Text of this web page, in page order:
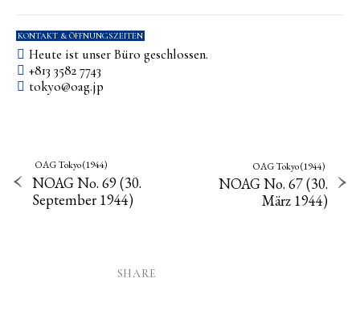
KONTAKT & ÖFFNUNGSZEITEN
Heute ist unser Büro geschlossen.
+813 3582 7743
tokyo­@­oag­.­jp
OAG Tokyo (1944)
NOAG No. 69 (30.
September 1944)
OAG Tokyo (1944)
NOAG No. 67 (30.
März 1944)
SHARE